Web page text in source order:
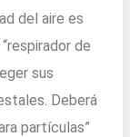
del aire es
de
sus
Deberá
partículas”